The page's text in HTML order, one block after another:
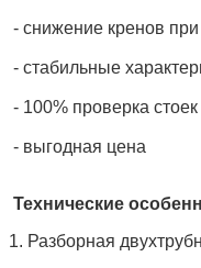
- снижение кренов
- стабильные
- 100% проверка
- выгодная цена
Технические
1. Разборная